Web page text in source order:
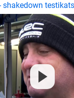
shakedown